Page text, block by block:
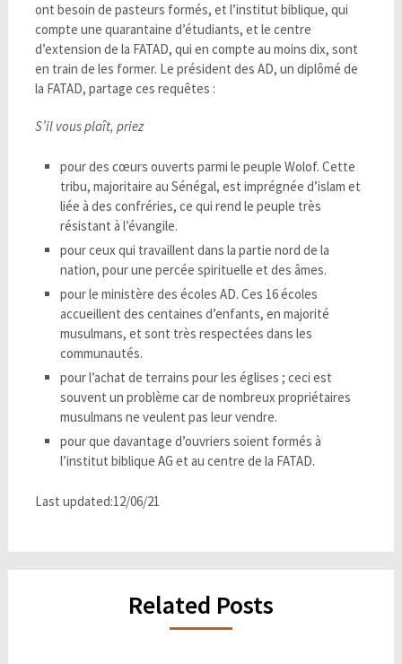
ont besoin de pasteurs formés, et l’institut biblique, qui
compte une quarantaine d’étudiants, et le centre
d’extension de la FATAD, qui en compte au moins dix, sont
en train de les former. Le président des AD, un diplômé de
la FATAD, partage ces requêtes :
S’il vous plaît, priez
pour des cœurs ouverts parmi le peuple Wolof. Cette
tribu, majoritaire au Sénégal, est imprégnée d’islam et
liée à des confréries, ce qui rend le peuple très
résistant à l’évangile.
pour ceux qui travaillent dans la partie nord de la
nation, pour une percée spirituelle et des âmes.
pour le ministère des écoles AD. Ces 16 écoles
accueillent des centaines d’enfants, en majorité
musulmans, et sont très respectées dans les
communautés.
pour l’achat de terrains pour les églises ; ceci est
souvent un problème car de nombreux propriétaires
musulmans ne veulent pas leur vendre.
pour que davantage d’ouvriers soient formés à
l’institut biblique AG et au centre de la FATAD.
Last updated:12/06/21
Related Posts